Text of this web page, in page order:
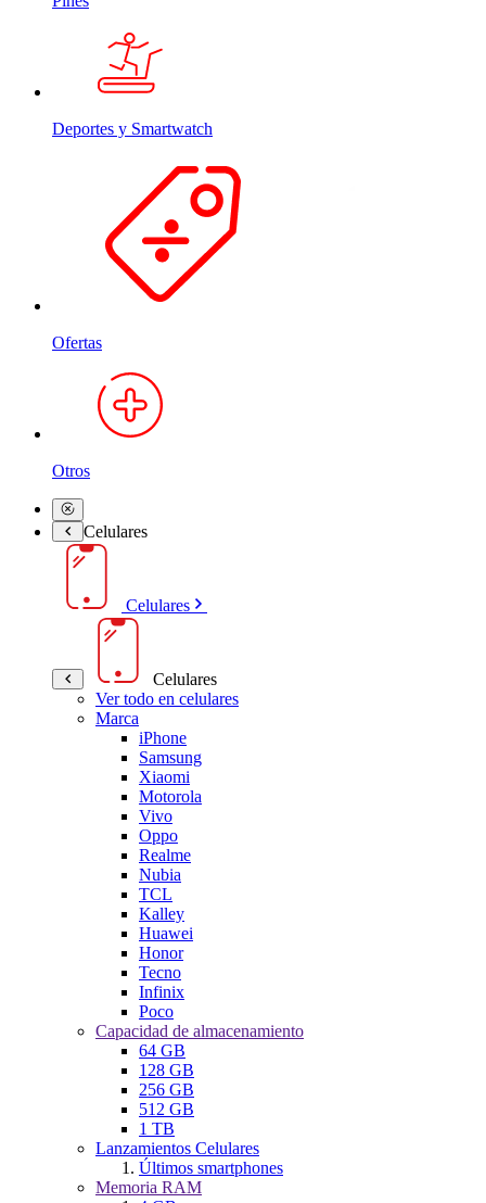
Deportes y Smartwatch
Ofertas
Otros
Celulares
Celulares
Celulares
Ver todo en celulares
Marca
iPhone
Samsung
Xiaomi
Motorola
Vivo
Oppo
Realme
Nubia
TCL
Kalley
Huawei
Honor
Tecno
Infinix
Poco
Capacidad de almacenamiento
64 GB
128 GB
256 GB
512 GB
1 TB
Lanzamientos Celulares
Últimos smartphones
Memoria RAM